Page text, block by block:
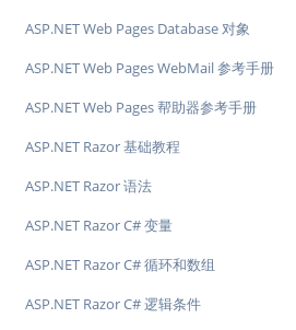
ASP.NET Web Pages Database 对象
ASP.NET Web Pages WebMail 参考手册
ASP.NET Web Pages 帮助器参考手册
ASP.NET Razor 基础教程
ASP.NET Razor 语法
ASP.NET Razor C# 变量
ASP.NET Razor C# 循环和数组
ASP.NET Razor C# 逻辑条件